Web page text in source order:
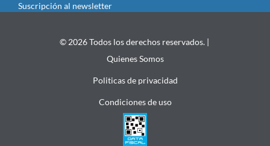
Suscripción al newsletter
© 2026 Todos los derechos reservados. |
Quienes Somos
Politicas de privacidad
Condiciones de uso